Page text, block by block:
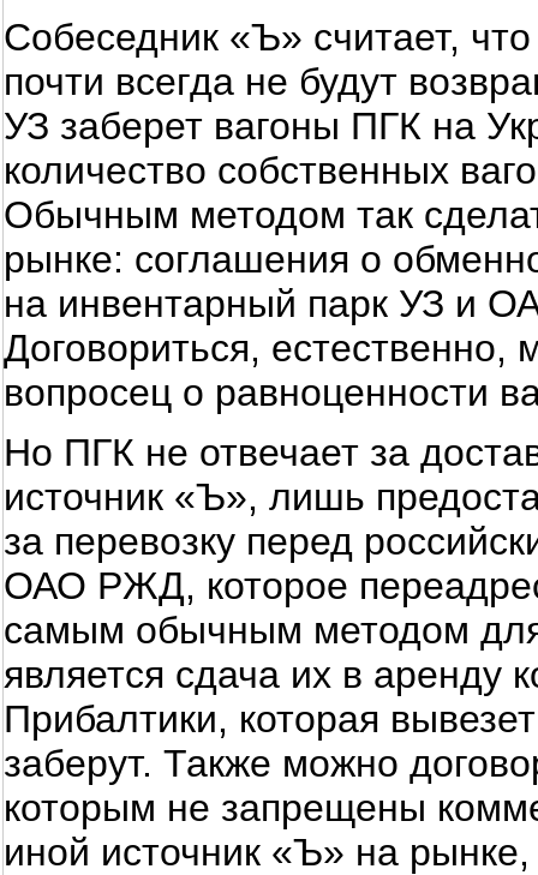
Собеседник «Ъ» считает,
почти всегда не будут
УЗ заберет вагоны ПГК на
количество собственных
Обычным методом так
рынке: соглашения о
на инвентарный парк УЗ и
Договориться, естественно,
вопросец о равноценности
Но ПГК не отвечает за
источник «Ъ», лишь
за перевозку перед
ОАО РЖД, которое
самым обычным методом
является сдача их в аренду
Прибалтики, которая
заберут. Также можно
которым не запрещены
иной источник «Ъ» на